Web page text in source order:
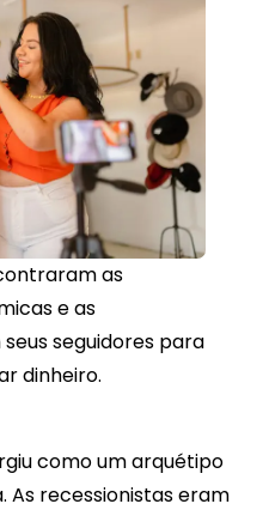
as
e as
seguidores para
dinheiro.
como um arquétipo
As recessionistas eram